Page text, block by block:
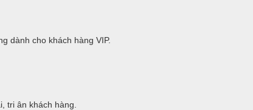
dành cho khách hàng VIP.
tri ân khách hàng.